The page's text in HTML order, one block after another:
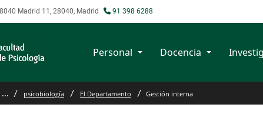
Madrid 11, 28040, Madrid 91 398 6288
Personal Docencia
... psicobiología El Departamento Gestión interna